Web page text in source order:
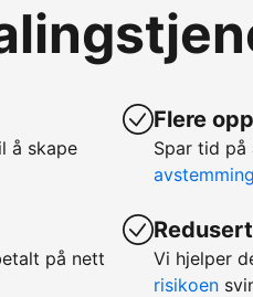
å skape
på nett
Flere
Spar tid på
avstemming
Vi hjelper
risikoen